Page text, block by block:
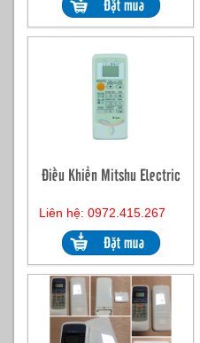
Điều Khiển Mitshu Electric
Liên hệ: 0972.415.267